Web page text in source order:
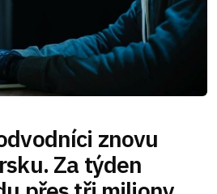
znovu
Za týden